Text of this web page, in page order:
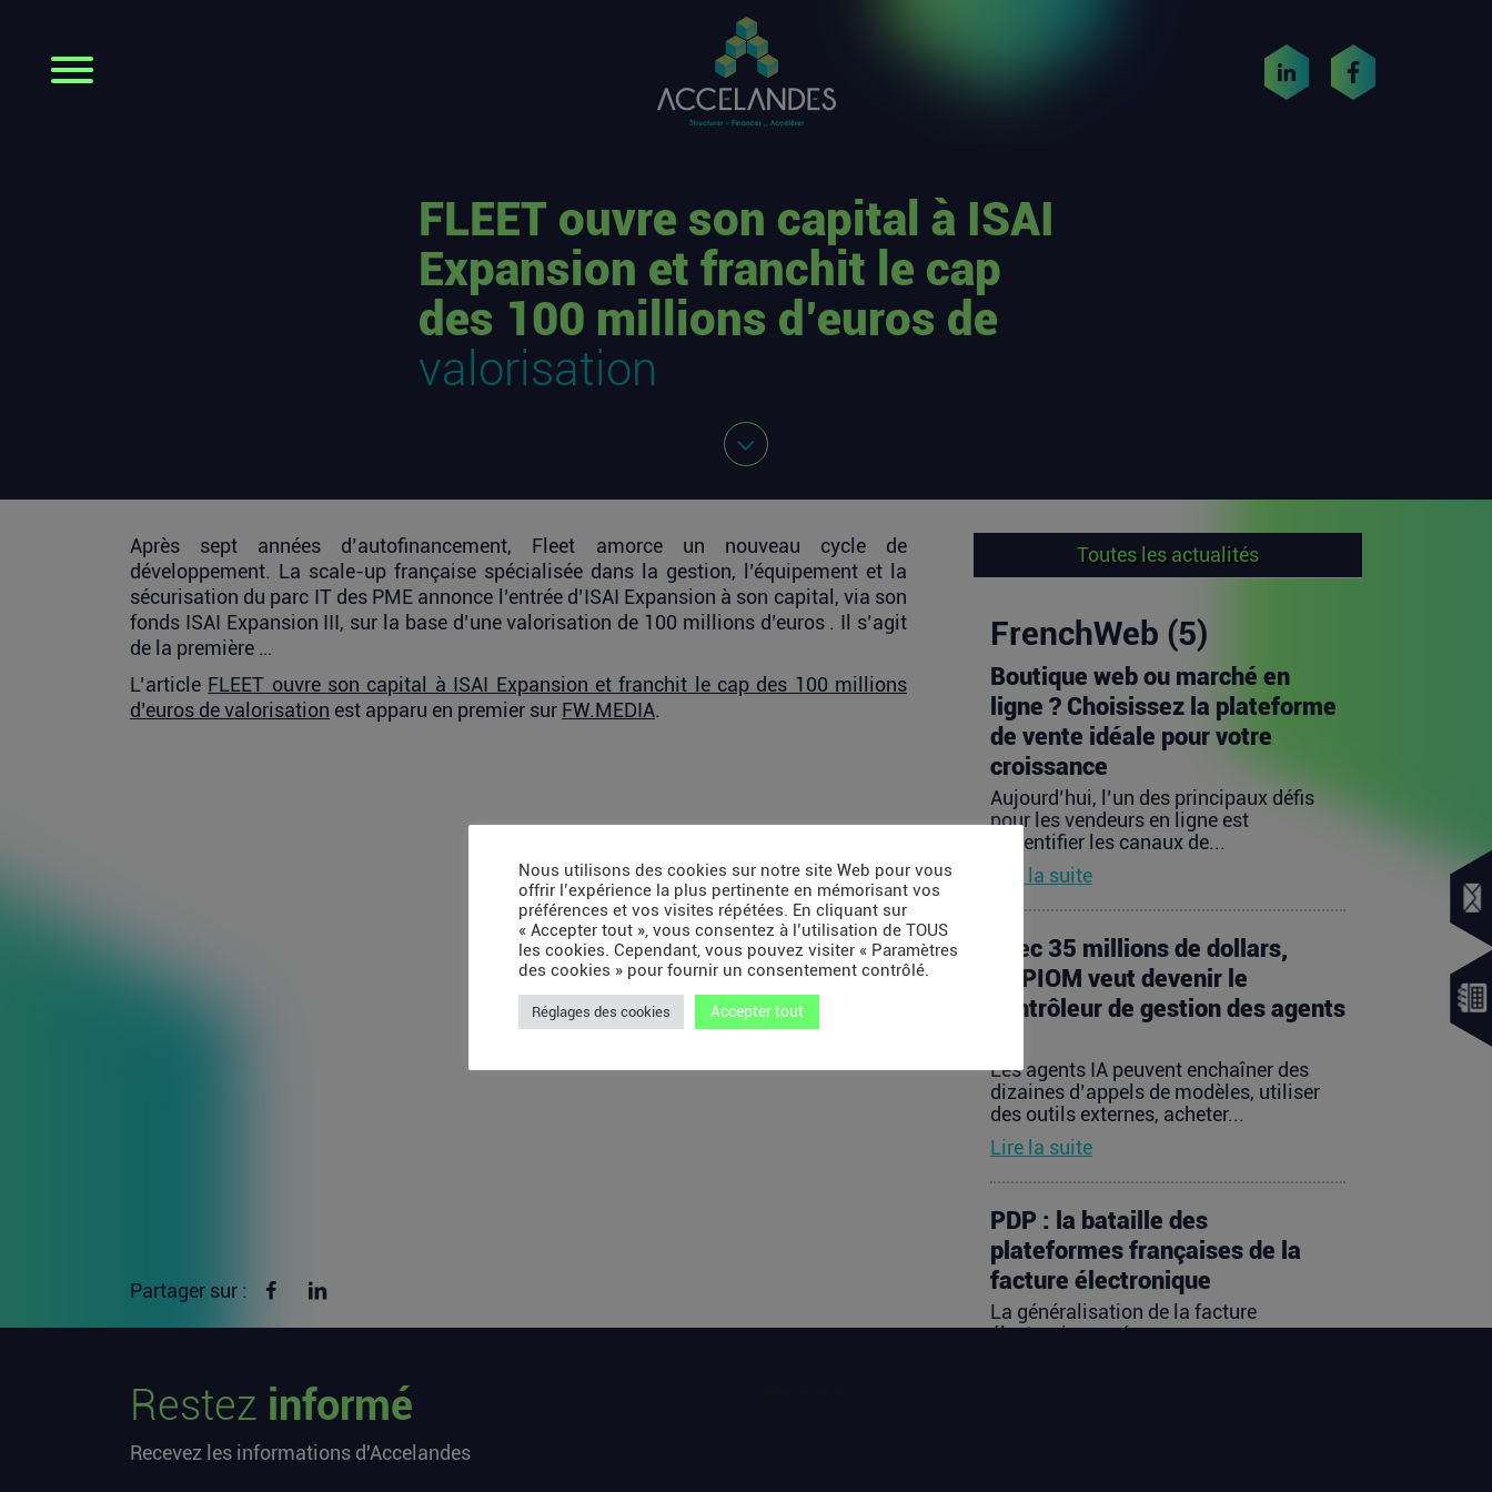
FLEET ouvre son capital à ISAI
Expansion et franchit le cap
des 100 millions d’euros de
valorisation
Après sept années d’autofinancement, Fleet amorce un nouveau cycle de
développement. La scale-up française spécialisée dans la gestion, l’équipement et la
sécurisation du parc IT des PME annonce l’entrée d’ISAI Expansion à son capital, via son
fonds ISAI Expansion III, sur la base d’une valorisation de 100 millions d’euros . Il s’agit
de la première …
L’article FLEET ouvre son capital à ISAI Expansion et franchit le cap des 100 millions
d’euros de valorisation est apparu en premier sur FW.MEDIA.
Partager sur : Partager sur Facebook
Toutes les actualités
FrenchWeb (5)
Boutique web ou marché en
ligne ? Choisissez la plateforme
de vente idéale pour votre
croissance
Aujourd’hui, l’un des principaux défis
pour les vendeurs en ligne est
d’identifier les canaux de...
Lire la suite
Avec 35 millions de dollars,
SAPIOM veut devenir le
contrôleur de gestion des agents
Les agents IA peuvent enchaîner des
dizaines d’appels de modèles, utiliser
des outils externes, acheter...
Lire la suite
PDP : la bataille des
plateformes françaises de la
facture électronique
La généralisation de la facture
électronique crée, presque
Restez informé
Recevez les informations d'Accelandes
Nous utilisons des cookies sur notre site Web pour vous
offrir l’expérience la plus pertinente en mémorisant vos
préférences et vos visites répétées. En cliquant sur
« Accepter tout », vous consentez à l’utilisation de TOUS
les cookies. Cependant, vous pouvez visiter « Paramètres
des cookies » pour fournir un consentement contrôlé.
Réglages des cookies Accepter tout